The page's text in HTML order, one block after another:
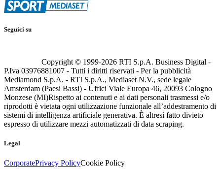
Seguici su
Copyright © 1999-2026 RTI S.p.A. Business Digital -
P.Iva 03976881007 - Tutti i diritti riservati - Per la pubblicità
Mediamond S.p.A. - RTI S.p.A., Mediaset N.V., sede legale
Amsterdam (Paesi Bassi) - Uffici Viale Europa 46, 20093 Cologno
Monzese (MI)Rispetto ai contenuti e ai dati personali trasmessi e/o
riprodotti è vietata ogni utilizzazione funzionale all’addestramento di
sistemi di intelligenza artificiale generativa. È altresì fatto divieto
espresso di utilizzare mezzi automatizzati di data scraping.
Legal
CorporatePrivacy PolicyCookie Policy